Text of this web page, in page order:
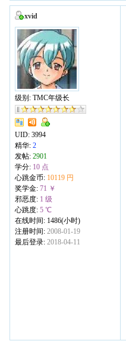
xvid
级别: TMC年级长
UID: 3994
精华: 2
发帖: 2901
学分: 10 点
心跳金币: 10119 円
奖学金: 71 ￥
邪恶度: 1 级
心跳度: 5 ℃
在线时间: 1486(小时)
注册时间: 2008-01-19
最后登录: 2018-04-11